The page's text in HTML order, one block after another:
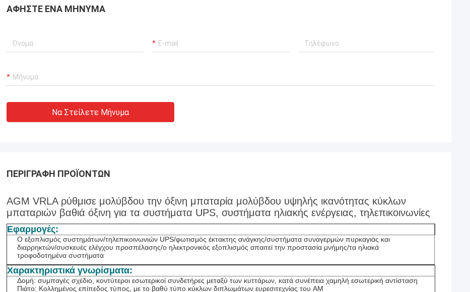
ΑΦΉΣΤΕ ΈΝΑ ΜΉΝΥΜΑ
Να Στείλετε Μήνυμα
ΠΕΡΙΓΡΑΦΉ ΠΡΟΪΌΝΤΩΝ
AGM VRLA ρύθμισε μολύβδου την όξινη μπαταρία μολύβδου υψηλής ικανότητας κύκλων
μπαταριών βαθιά όξινη για τα συστήματα UPS, συστήματα ηλιακής ενέργειας, τηλεπικοινωνίες
Εφαρμογές:
Ο εξοπλισμός συστημάτων/τηλεπικοινωνιών UPS/φωτισμός έκτακτης ανάγκης/συστήματα συναγερμών πυρκαγιάς και
διαρρηκτών/συσκευές ελέγχου προσπέλασης/ο ηλεκτρονικός εξοπλισμός απαιτεί την προστασία μνήμης/τα ηλιακά
τροφοδοτημένα συστήματα
Χαρακτηριστικά γνωρίσματα:
Δομή: συμπαγές σχέδιο, κοντύτεροι εσωτερικοί συνδετήρες μεταξύ των κυττάρων, κατά συνέπεια χαμηλή εσωτερική αντίσταση
Πιάτο: Κολλημένος επίπεδος τύπος, με το βαθύ τύπο κύκλων διπλωμάτων ευρεσιτεχνίας του AM